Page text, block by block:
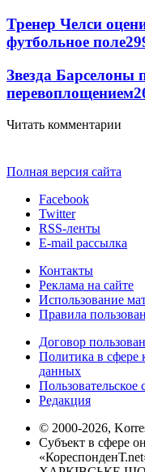
Тренер Челси
футбольное поле
Звезда Барселоны
перевоплощением
Читать комментарии
Полная версия сайта
Facebook
Twitter
RSS-ленты
E-mail рассылка
Контакты
Реклама на сайте
Использование
Правила
Договор
Политика в сфере
данных
Пользовательское
Редакция
© 2000-2026,
Субъект в сфере